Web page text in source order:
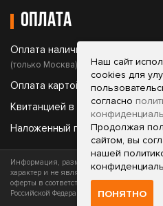
Оплата
Оплата наличными;
(только Москва)
Оплата картой;
Квитанцией в банке;
Наложенный платеж.
Информация, размещенная на сайте,
характер и не является офертой
оферты в соответствии со статьями 435 и
Российской Федерации
Наш сайт
cookies для
согласно
Продолжая
сайтом, вы
нашей
ПОНЯТНО